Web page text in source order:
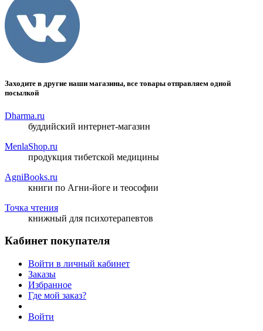
Заходите в другие наши магазины, все товары отправляем одной
посылкой
Dharma.ru
буддийский интернет-магазин
MenlaShop.ru
продукция тибетской медицины
AgniBooks.ru
книги по Агни-йоге и теософии
Точка чтения
книжный для психотерапевтов
Кабинет покупателя
Войти в личный кабинет
Заказы
Избранное
Где мой заказ?
Войти